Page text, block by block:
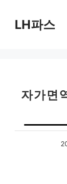
LH파스
자가면